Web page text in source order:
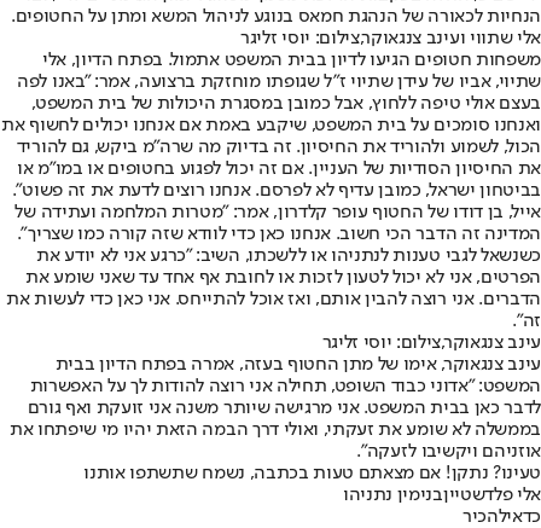
הנחיות לכאורה של הנהגת חמאס בנוגע לניהול המשא ומתן על החטופים.
אלי שתווי ועינב צנגאוקר,צילום: יוסי זליגר
משפחות חטופים הגיעו לדיון בבית המשפט אתמול. בפתח הדיון, אלי
שתיוי, אביו של עידן שתיוי ז"ל שגופתו מוחזקת ברצועה, אמר: "באנו לפה
בעצם אולי טיפה ללחוץ, אבל כמובן במסגרת היכולות של בית המשפט,
ואנחנו סומכים על בית המשפט, שיקבע באמת אם אנחנו יכולים לחשוף את
הכול, לשמוע ולהוריד את החיסיון. זה בדיוק מה שרה"מ ביקש, גם להוריד
את החיסיון הסודיות של העניין. אם זה יכול לפגוע בחטופים או במו"מ או
בביטחון ישראל, כמובן עדיף לא לפרסם. אנחנו רוצים לדעת את זה פשוט".
אייל, בן דודו של החטוף עופר קלדרון, אמר: "מטרות המלחמה ועתידה של
המדינה זה הדבר הכי חשוב. אנחנו כאן כדי לוודא שזה קורה כמו שצריך".
כשנשאל לגבי טענות לנתניהו או ללשכתו, השיב: "כרגע אני לא יודע את
הפרטים, אני לא יכול לטעון לזכות או לחובת אף אחד עד שאני שומע את
הדברים. אני רוצה להבין אותם, ואז אוכל להתייחס. אני כאן כדי לעשות את
זה".
עינב צנגאוקר,צילום: יוסי זליגר
עינב צנגאוקר, אימו של מתן החטוף בעזה, אמרה בפתח הדיון בבית
המשפט: "אדוני כבוד השופט, תחילה אני רוצה להודות לך על האפשרות
לדבר כאן בבית המשפט. אני מרגישה שיותר משנה אני זועקת ואף גורם
בממשלה לא שומע את זעקתי, ואולי דרך הבמה הזאת יהיו מי שיפתחו את
אוזניהם ויקשיבו לזעקה".
טעינו? נתקן! אם מצאתם טעות בכתבה, נשמח שתשתפו אותנו
אלי פלדשטייןבנימין נתניהו
כדאילהכיר